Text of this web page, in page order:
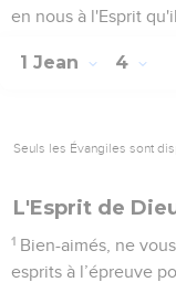
en nous à l'Esprit
1 Jean 4
Seuls les Évangiles sont
L'Esprit de
1 Bien-aimés, ne
esprits à l’épreuve